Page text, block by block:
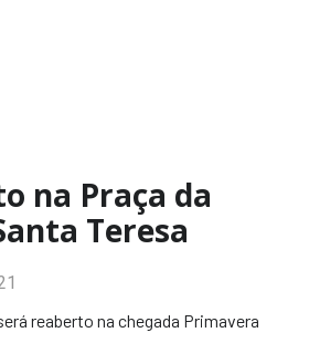
na Praça da
Teresa
reaberto na chegada Primavera